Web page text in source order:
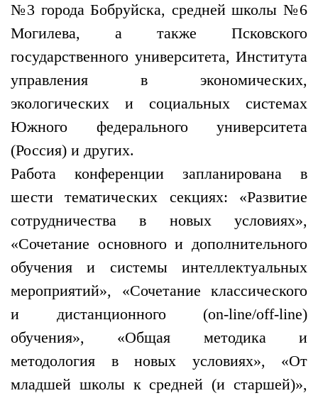
№3 города Бобруйска, средней школы №6
Могилева, а также Псковского
государственного университета, Института
управления в экономических,
экологических и социальных системах
Южного федерального университета
(Россия) и других.
Работа конференции запланирована в
шести тематических секциях: «Развитие
сотрудничества в новых условиях»,
«Сочетание основного и дополнительного
обучения и системы интеллектуальных
мероприятий», «Сочетание классического
и дистанционного (on-line/off-line)
обучения», «Общая методика и
методология в новых условиях», «От
младшей школы к средней (и старшей)»,